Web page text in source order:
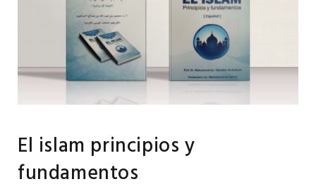
El islam principios y
fundamentos